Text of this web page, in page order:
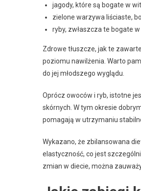
jagody, które są bogate w
zielone warzywa liściaste,
ryby, zwłaszcza te bogate
Zdrowe tłuszcze, jak te
poziomu nawilżenia. Warto
do jej młodszego wyglądu.
Oprócz owoców i ryb, istotne
skórnych. W tym okresie
pomagają w utrzymaniu
Wykazano, że zbilansowana
elastyczność, co jest
zmian w diecie, można